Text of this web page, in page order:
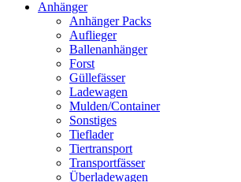
Anhänger
Anhänger Packs
Auflieger
Ballenanhänger
Forst
Güllefässer
Ladewagen
Mulden/Container
Sonstiges
Tieflader
Tiertransport
Transportfässer
Überladewagen